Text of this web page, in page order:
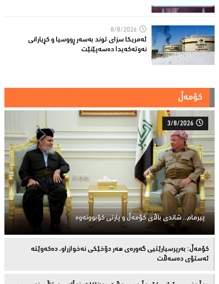
8/8/2026
ئەمریكا سزای توند بەسەر ڕووسیا و كڕیارانی
نەوتەكەیدا دەسەپێنێت
کۆمەڵ
3/8/2026
پیرمام.. شاندی باڵای كۆمه‌ڵ و پارتی كۆبوونه‌وه‌
كۆمەڵ: بەرپرسیارێتیی گەورەی هەر دۆخێکی نەخوازراو، دەكەوێتە
ئەستۆی دەسەڵات